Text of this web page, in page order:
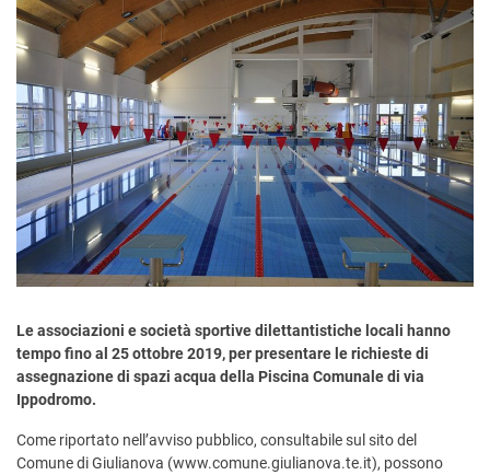
Le associazioni e società sportive dilettantistiche locali hanno
tempo fino al 25 ottobre 2019, per presentare le richieste di
assegnazione di spazi acqua della Piscina Comunale di via
Ippodromo.
Come riportato nell’avviso pubblico, consultabile sul sito del
Comune di Giulianova (www.comune.giulianova.te.it), possono